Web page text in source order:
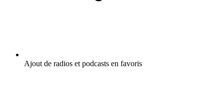
Ajout de radios et podcasts en favoris